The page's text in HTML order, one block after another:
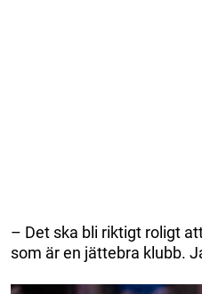
– Det ska bli riktigt roligt
som är en jättebra klubb.